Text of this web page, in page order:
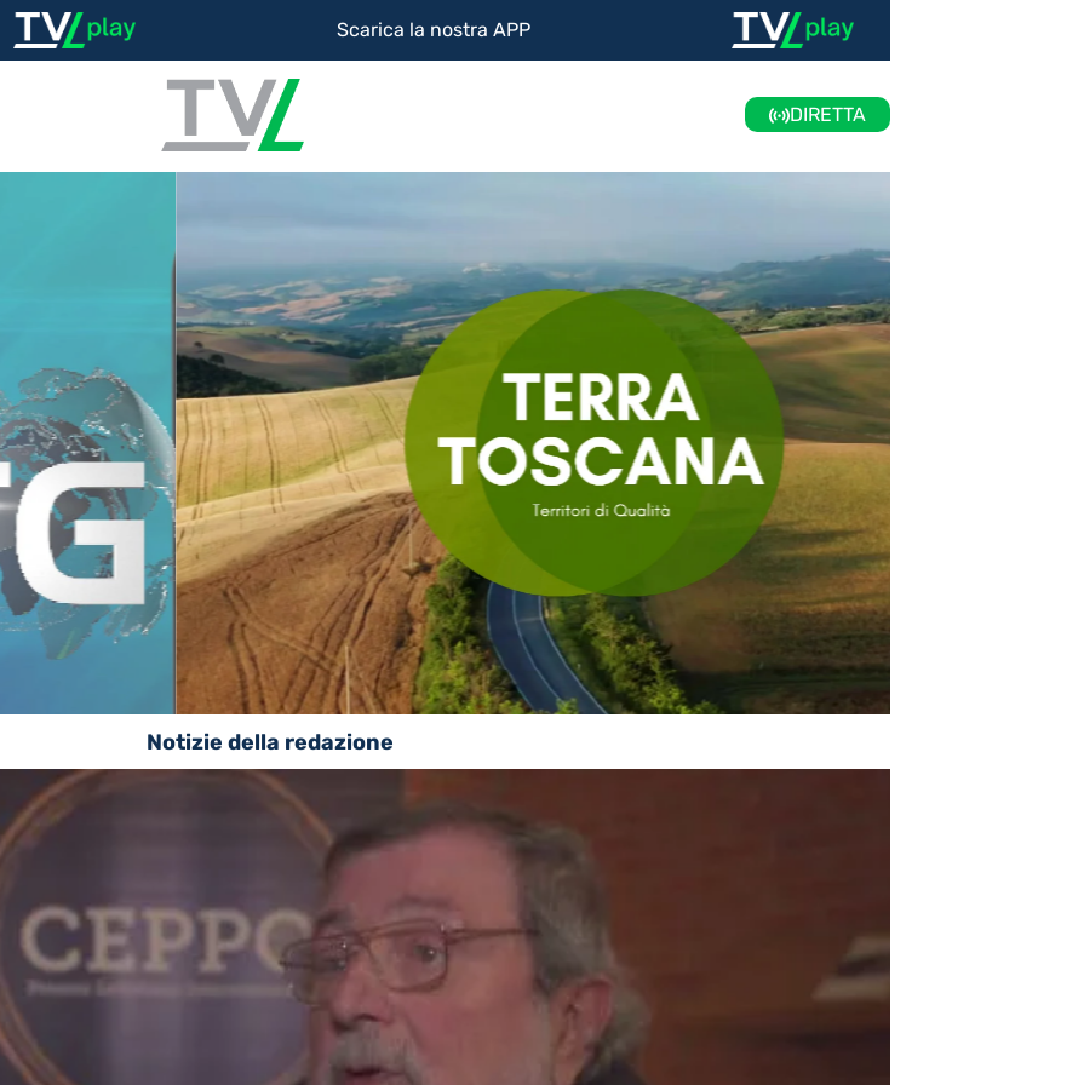
Scarica la nostra APP
DIRETTA
GUARDA LE PUNTATE
Notizie della redazione